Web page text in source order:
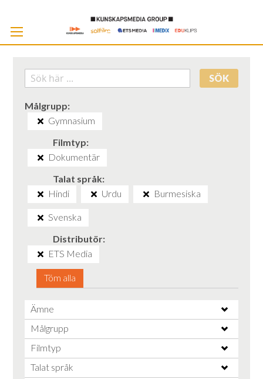
SÖK
Målgrupp
Gymnasium
Filmtyp
Dokumentär
Talat språk
Hindi
Urdu Burmesiska
Svenska
Distributör
ETS Media
Töm alla
Ämne
Målgrupp
Filmtyp
Talat språk